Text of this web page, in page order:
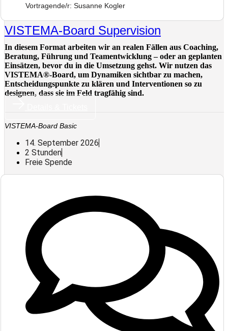
Vortragende/r: Susanne Kogler
VISTEMA-Board Supervision
In diesem Format arbeiten wir an realen Fällen aus Coaching,
Beratung, Führung und Teamentwicklung – oder an geplanten
Einsätzen, bevor du in die Umsetzung gehst. Wir nutzen das
VISTEMA®-Board, um Dynamiken sichtbar zu machen,
Entscheidungspunkte zu klären und Interventionen so zu
designen, dass sie im Feld tragfähig sind.
VISTEMA-Board Basic
14. September 2026
2 Stunden
Freie Spende